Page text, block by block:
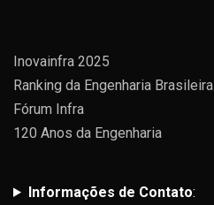
Inovainfra 2025
Ranking da Engenharia Brasileira
Fórum Infra
120 Anos da Engenharia
Informações de Contato: